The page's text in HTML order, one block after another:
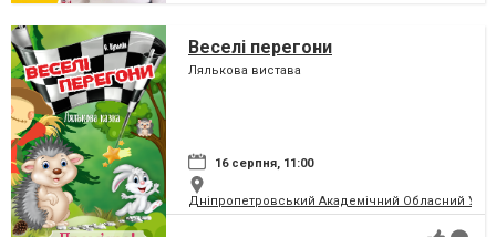
Веселі перегони
Лялькова вистава
16 серпня, 11:00
Дніпропетровський Академічний Обласний